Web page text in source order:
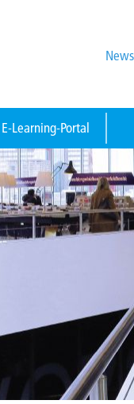
News
E-Learning-Portal